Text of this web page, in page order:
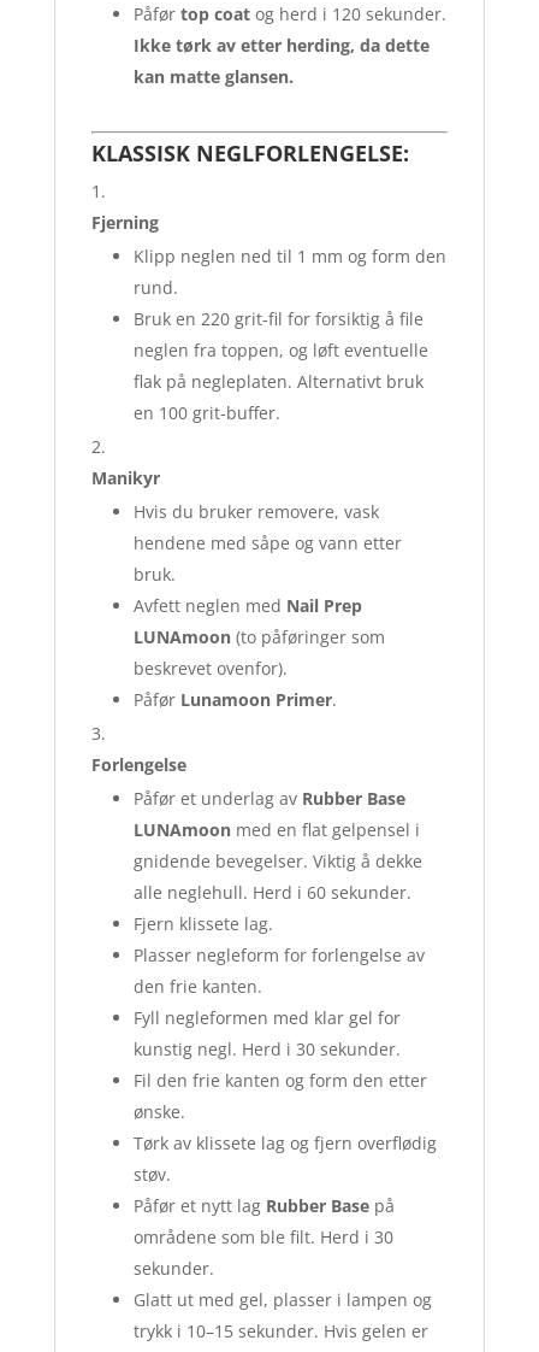
Påfør top coatog herd i 120 sekunder.
Ikke tørk av etter herding, da dette
kan matte glansen.
KLASSISK NEGLFORLENGELSE:
Fjerning
Klipp neglen ned til 1 mm og form den
rund.
Bruk en 220 grit-fil for forsiktig å file
neglen fra toppen, og løft eventuelle
flak på negleplaten. Alternativt bruk
en 100 grit-buffer.
Manikyr
Hvis du bruker removere, vask
hendene med såpe og vann etter
bruk.
Avfett neglen med Nail Prep
LUNAmoon(to påføringer som
beskrevet ovenfor).
Påfør Lunamoon Primer.
Forlengelse
Påfør et underlag av Rubber Base
LUNAmoonmed en flat gelpensel i
gnidende bevegelser. Viktig å dekke
alle neglehull. Herd i 60 sekunder.
Fjern klissete lag.
Plasser negleform for forlengelse av
den frie kanten.
Fyll negleformen med klar gel for
kunstig negl. Herd i 30 sekunder.
Fil den frie kanten og form den etter
ønske.
Tørk av klissete lag og fjern overflødig
støv.
Påfør et nytt lag Rubber Basepå
områdene som ble filt. Herd i 30
sekunder.
Glatt ut med gel, plasser i lampen og
trykk i 10–15 sekunder. Hvis gelen er